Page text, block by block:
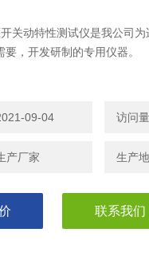
关动特性测试仪是我公司
，开发研制的专用仪器。
09-04 访问
产厂家 生产
联系我们